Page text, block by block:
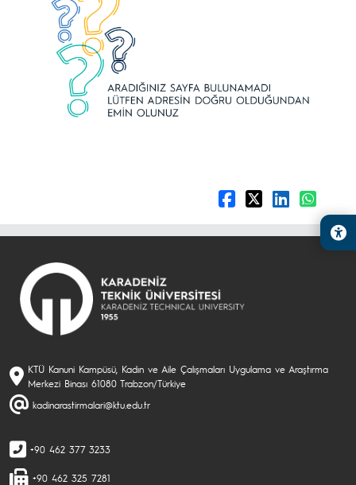
KTÜ Kanuni Kampüsü, Kadın ve Aile Çalışmaları Uygulama ve Araştırma
Merkezi Binası 61080 Trabzon/Türkiye
kadinarastirmalari@ktu.edu.tr
+90 462 377 3233
+90 462 325 7281